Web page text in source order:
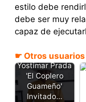
estilo debe
debe ser muy
capaz de
☛ Otros
Yostimar Prada
'El Coplero
Guameño'
Invitado…